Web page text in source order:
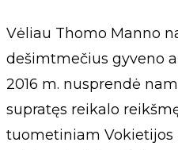
Vėliau Thomo Manno
dešimtmečius gyveno
2016 m. nusprendė
supratęs reikalo
tuometiniam Vokietijos